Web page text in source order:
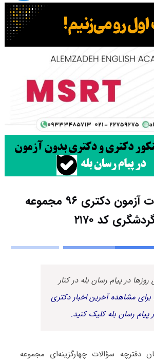
دانلود سؤالات آزمون دکتری ۹۶ مجموعه
کد ۲۱۷۰
روزها در پیام رسان بله در کنار
برای مشاهده آخرین اخبار دکتری
پیام رسان بله کلیک کنید.
دفترچه سؤالات چهارگزینه‌ای مجموعه